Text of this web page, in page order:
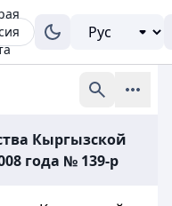
Кыргызской
года № 139-р